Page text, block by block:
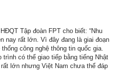
Tập đoàn FPT cho biết: “Nhu
nay rất lớn. Vì đây đang là giai đoạn
công nghệ thông tin quốc gia.
trình có thể giao tiếp bằng tiếng Nhật
lớn nhưng Việt Nam chưa thể đáp